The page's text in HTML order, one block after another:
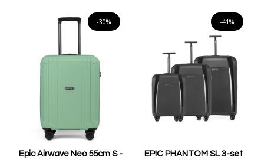
-30%
Epic Airwave Neo 55cm S -
-41%
EPIC PHANTOM SL 3-set